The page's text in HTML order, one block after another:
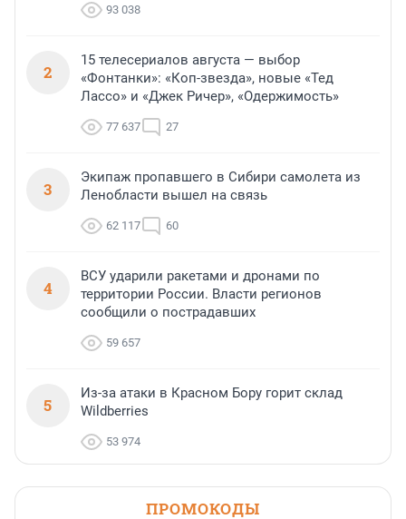
93 038
2
15 телесериалов августа — выбор
«Фонтанки»: «Коп-звезда», новые «Тед
Лассо» и «Джек Ричер», «Одержимость»
77 637 27
3
Экипаж пропавшего в Сибири самолета из
Ленобласти вышел на связь
62 117 60
4
ВСУ ударили ракетами и дронами по
территории России. Власти регионов
сообщили о пострадавших
59 657
5
Из-за атаки в Красном Бору горит склад
Wildberries
53 974
ПРОМОКОДЫ